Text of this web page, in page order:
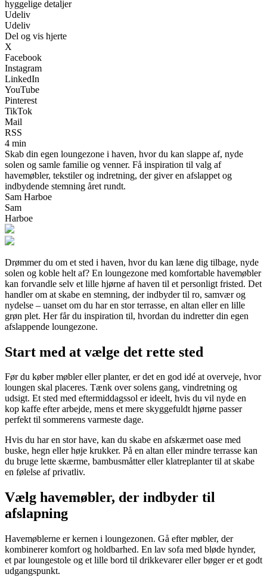
hyggelige detaljer
Udeliv
Udeliv
Del og vis hjerte
X
Facebook
Instagram
LinkedIn
YouTube
Pinterest
TikTok
Mail
RSS
4 min
Skab din egen loungezone i haven, hvor du kan slappe af, nyde
solen og samle familie og venner. Få inspiration til valg af
havemøbler, tekstiler og indretning, der giver en afslappet og
indbydende stemning året rundt.
Sam Harboe
Sam
Harboe
Drømmer du om et sted i haven, hvor du kan læne dig tilbage, nyde
solen og koble helt af? En loungezone med komfortable havemøbler
kan forvandle selv et lille hjørne af haven til et personligt fristed. Det
handler om at skabe en stemning, der indbyder til ro, samvær og
nydelse – uanset om du har en stor terrasse, en altan eller en lille
grøn plet. Her får du inspiration til, hvordan du indretter din egen
afslappende loungezone.
Start med at vælge det rette sted
Før du køber møbler eller planter, er det en god idé at overveje, hvor
loungen skal placeres. Tænk over solens gang, vindretning og
udsigt. Et sted med eftermiddagssol er ideelt, hvis du vil nyde en
kop kaffe efter arbejde, mens et mere skyggefuldt hjørne passer
perfekt til sommerens varmeste dage.
Hvis du har en stor have, kan du skabe en afskærmet oase med
buske, hegn eller høje krukker. På en altan eller mindre terrasse kan
du bruge lette skærme, bambusmåtter eller klatreplanter til at skabe
en følelse af privatliv.
Vælg havemøbler, der indbyder til
afslapning
Havemøblerne er kernen i loungezonen. Gå efter møbler, der
kombinerer komfort og holdbarhed. En lav sofa med bløde hynder,
et par loungestole og et lille bord til drikkevarer eller bøger er et godt
udgangspunkt.